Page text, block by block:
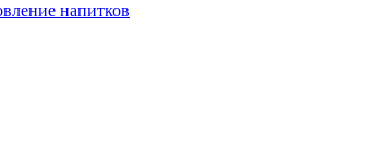
напитков